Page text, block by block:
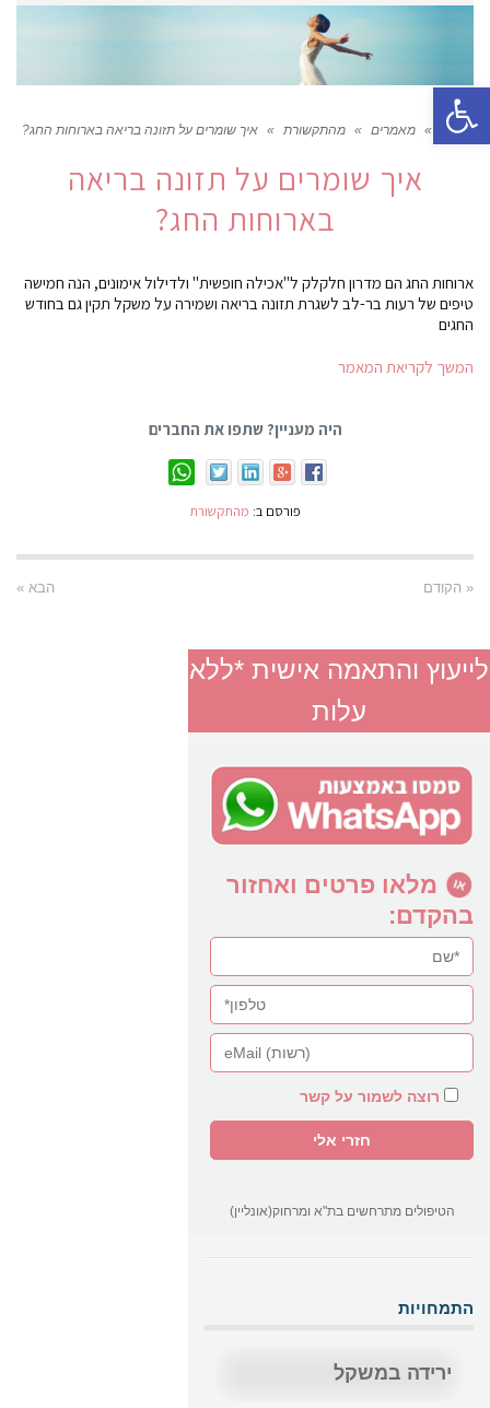
פתח סרגל נגישות
ראשי » מאמרים » מהתקשורת » איך שומרים על תזונה בריאה בארוחות החג?
איך שומרים על תזונה בריאה
בארוחות החג?
ארוחות החג הם מדרון חלקלק ל"אכילה חופשית" ולדילול אימונים, הנה חמישה
טיפים של רעות בר-לב לשגרת תזונה בריאה ושמירה על משקל תקין גם בחודש
החגים
המשך לקריאת המאמר
היה מעניין? שתפו את החברים
פורסם ב: מהתקשורת
« הקודם הבא »
לייעוץ והתאמה אישית *ללא
עלות
מלאו פרטים ואחזור
בהקדם:
רוצה לשמור על קשר
הטיפולים מתרחשים בת"א ומרחוק(אונליין)
התמחויות
ירידה במשקל